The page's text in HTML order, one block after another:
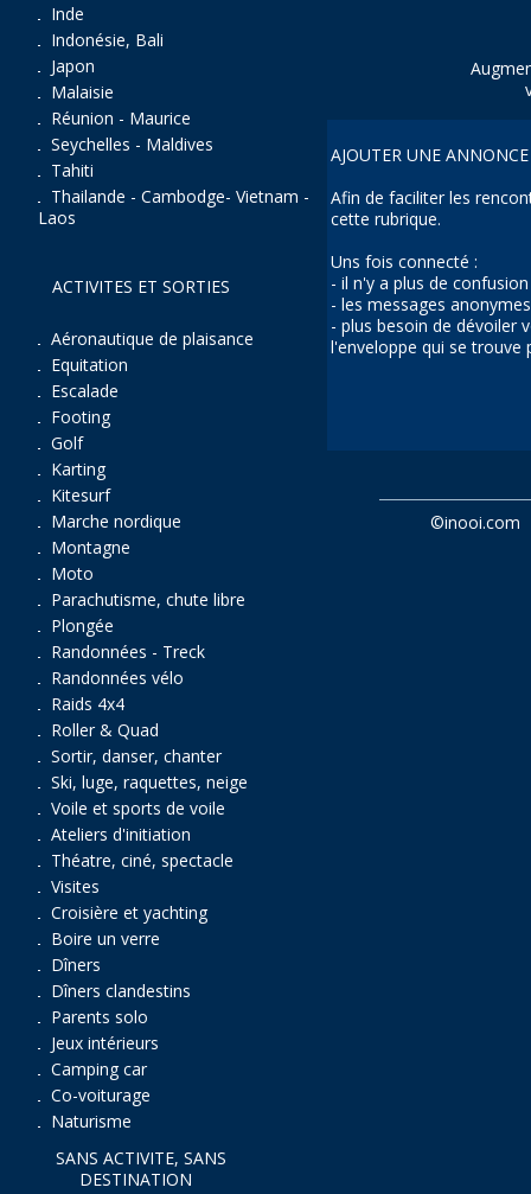
Inde
Indonésie, Bali
Japon
Malaisie
Réunion - Maurice
Seychelles - Maldives
Tahiti
Thailande - Cambodge- Vietnam -
Laos
ACTIVITES ET SORTIES
Aéronautique de plaisance
Equitation
Escalade
Footing
Golf
Karting
Kitesurf
Marche nordique
Montagne
Moto
Parachutisme, chute libre
Plongée
Randonnées - Treck
Randonnées vélo
Raids 4x4
Roller & Quad
Sortir, danser, chanter
Ski, luge, raquettes, neige
Voile et sports de voile
Ateliers d'initiation
Théatre, ciné, spectacle
Visites
Croisière et yachting
Boire un verre
Dîners
Dîners clandestins
Parents solo
Jeux intérieurs
Camping car
Co-voiturage
Naturisme
SANS ACTIVITE, SANS
DESTINATION
AJOUTER UNE ANNONCE
Afin de faciliter les
cette rubrique.
Uns fois connecté :
- il n'y a plus de
- les messages
- plus besoin de dévoiler
l'enveloppe qui se trouve
©inooi.com